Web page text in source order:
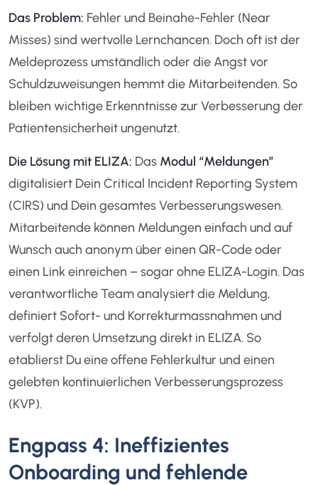
Das Problem: Fehler und Beinahe-Fehler (Near
Misses) sind wertvolle Lernchancen. Doch oft ist der
Meldeprozess umständlich oder die Angst vor
Schuldzuweisungen hemmt die Mitarbeitenden. So
bleiben wichtige Erkenntnisse zur Verbesserung der
Patientensicherheit ungenutzt.
Die Lösung mit ELIZA: Das Modul “Meldungen”
digitalisiert Dein Critical Incident Reporting System
(CIRS) und Dein gesamtes Verbesserungswesen.
Mitarbeitende können Meldungen einfach und auf
Wunsch auch anonym über einen QR-Code oder
einen Link einreichen – sogar ohne ELIZA-Login. Das
verantwortliche Team analysiert die Meldung,
definiert Sofort- und Korrekturmassnahmen und
verfolgt deren Umsetzung direkt in ELIZA. So
etablierst Du eine offene Fehlerkultur und einen
gelebten kontinuierlichen Verbesserungsprozess
(KVP).
Engpass 4: Ineffizientes
Onboarding und fehlende